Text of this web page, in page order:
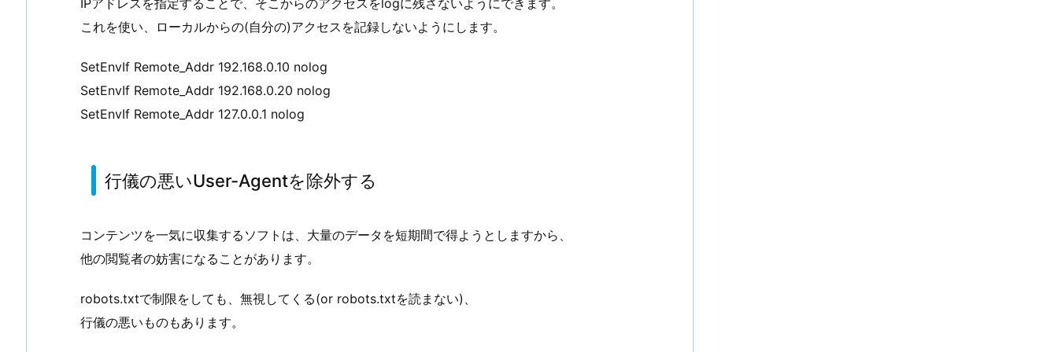
IPアドレスを指定することで、そこからのアクセスをlogに残さないようにできます。
これを使い、ローカルからの(自分の)アクセスを記録しないようにします。
SetEnvIf Remote_Addr 192.168.0.10 nolog
SetEnvIf Remote_Addr 192.168.0.20 nolog
SetEnvIf Remote_Addr 127.0.0.1 nolog
行儀の悪いUser-Agentを除外する
コンテンツを一気に収集するソフトは、大量のデータを短期間で得ようとしますから、
他の閲覧者の妨害になることがあります。
robots.txtで制限をしても、無視してくる(or robots.txtを読まない)、
行儀の悪いものもあります。